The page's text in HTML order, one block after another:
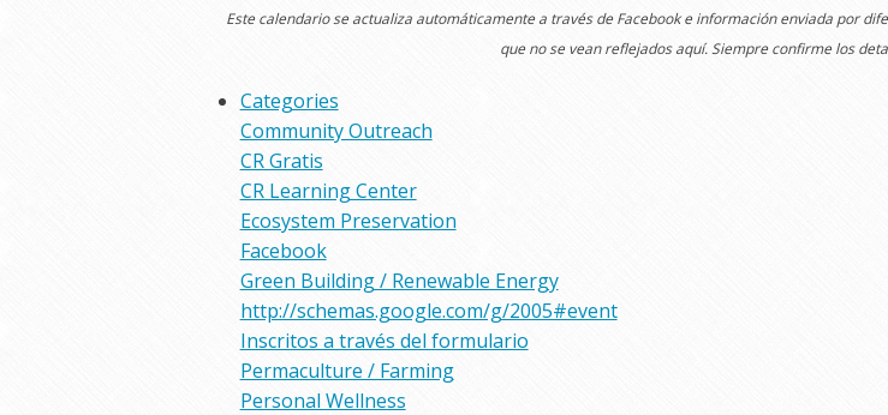
Este calendario se actualiza automáticamente a través de Facebook e información enviada por
que no se vean reflejados aquí. Siempre confirme los
Categories
Community Outreach
CR Gratis
CR Learning Center
Ecosystem Preservation
Facebook
Green Building / Renewable Energy
http://schemas.google.com/g/2005#event
Inscritos a través del formulario
Permaculture / Farming
Personal Wellness